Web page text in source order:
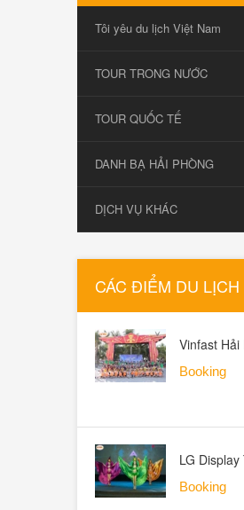
Tôi yêu du lịch Việt Nam
TOUR TRONG NƯỚC
TOUR QUỐC TẾ
DANH BẠ HẢI PHÒNG
DỊCH VỤ KHÁC
CÁC ĐIỂM DU LỊCH
Vinfast Hải
ALO TOUR
Booking
LG Display
PMP 29/05
Booking